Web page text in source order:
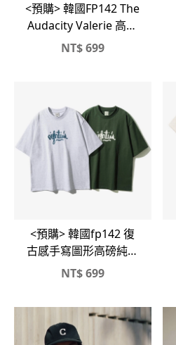
<預購> 韓國FP142 The
Audacity Valerie 高磅
短T
NT$699
<預購> 韓國fp142 復
古感手寫圖形高磅純棉
短T
NT$699